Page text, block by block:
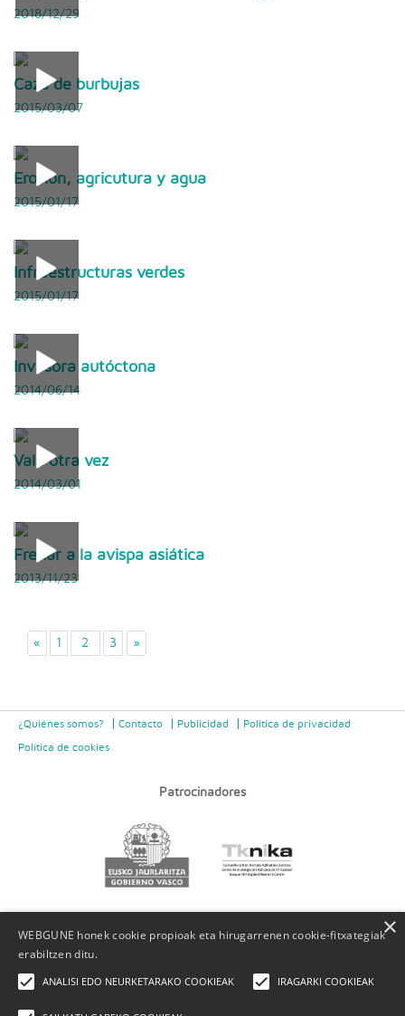
2018/12/29
Caza de burbujas
2015/03/07
Erosión, agricutura y agua
2015/01/17
Infraestructuras verdes
2015/01/17
Invasora autóctona
2014/06/14
Vale otra vez
2014/03/01
Frenar a la avispa asiática
2013/11/23
« 1 2 3 »
¿Quiénes somos? Contacto Publicidad Politica de privacidad
Política de cookies
Patrocinadores
WEBGUNE honek cookie propioak eta hirugarrenen cookie-fitxategiak
erabiltzen ditu.
ANALISI EDO NEURKETARAKO COOKIEAK IRAGARKI COOKIEAK
×